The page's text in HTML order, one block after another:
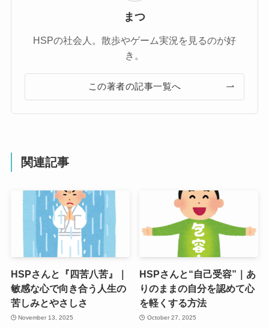
まつ
HSPの社会人。散歩やゲーム実況を見るのが好
き。
この著者の記事一覧へ
関連記事
HSPさんと『四苦八苦』｜
敏感な心で向き合う人生の
苦しみとやさしさ
November 13, 2025
HSPさんと“自己受容”｜あ
りのままの自分を認めて心
を軽くする方法
October 27, 2025